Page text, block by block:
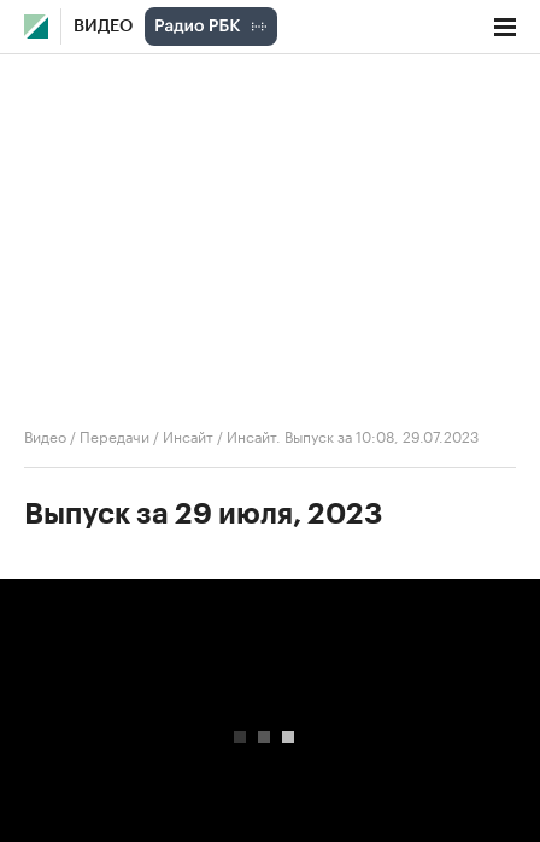
ВИДЕО
Видео / Передачи / Инсайт / Инсайт. Выпуск за 10:08, 29.07.2023
Выпуск за 29 июля, 2023